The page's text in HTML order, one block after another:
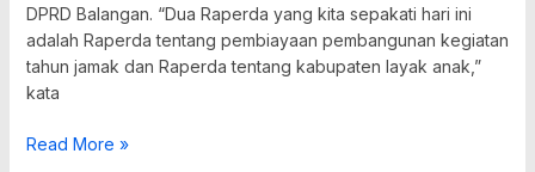
DPRD Balangan. “Dua Raperda yang kita sepakati hari ini
adalah Raperda tentang pembiayaan pembangunan kegiatan
tahun jamak dan Raperda tentang kabupaten layak anak,”
kata
Read More »